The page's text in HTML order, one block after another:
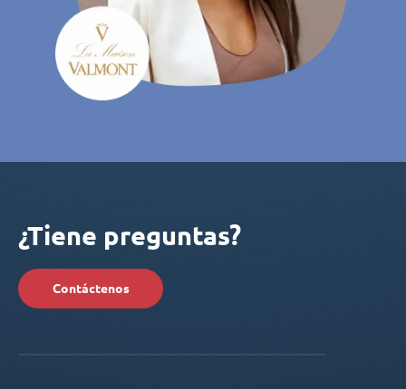
¿Tiene preguntas?
Contáctenos